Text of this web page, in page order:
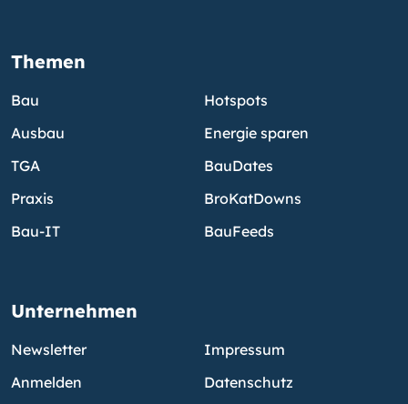
Themen
Bau
Ausbau
TGA
Praxis
Bau-IT
Hotspots
Energie sparen
BauDates
BroKatDowns
BauFeeds
Unternehmen
Newsletter
Anmelden
Impressum
Datenschutz